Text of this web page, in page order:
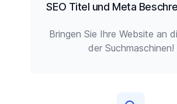
SEO Titel und Meta
Bringen Sie Ihre Website an
der Suchmaschinen!